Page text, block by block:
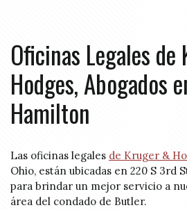
Oficinas Legales
Hodges, Abogados
Hamilton
Las oficinas legales de Kruger &
Ohio, están ubicadas en 220 S 3rd
para brindar un mejor servicio a
área del condado de Butler.